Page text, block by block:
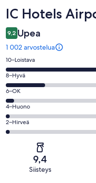
Arvostelut
IC Hotels
9,2 Upea
1 002 arvostelua
Arvosana
10
-
Loistava.
724
kautta
1002
arvostelua
10–Loistava
Arvosana
8
-
Hyvä.
195
kautta
1002
arvostelua
8–Hyvä
Arvosana
6
-
OK.
45
arvostelua
6–OK
Arvosana
4
-
4–Huono
Arvosana
2
2–Hirveä
9,4
Siisteys